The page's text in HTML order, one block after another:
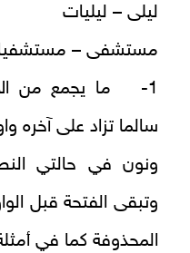
ليلى – ليليات
مستشفى –
1- ما يجمع من
سالما تزاد على آخره
ونون في حالتي
وتبقى الفتحة قبل
المحذوفة كما في